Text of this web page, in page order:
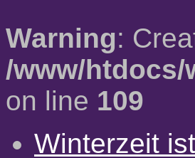
Warning:
/www/htdocs/
on line 109
Winterzeit